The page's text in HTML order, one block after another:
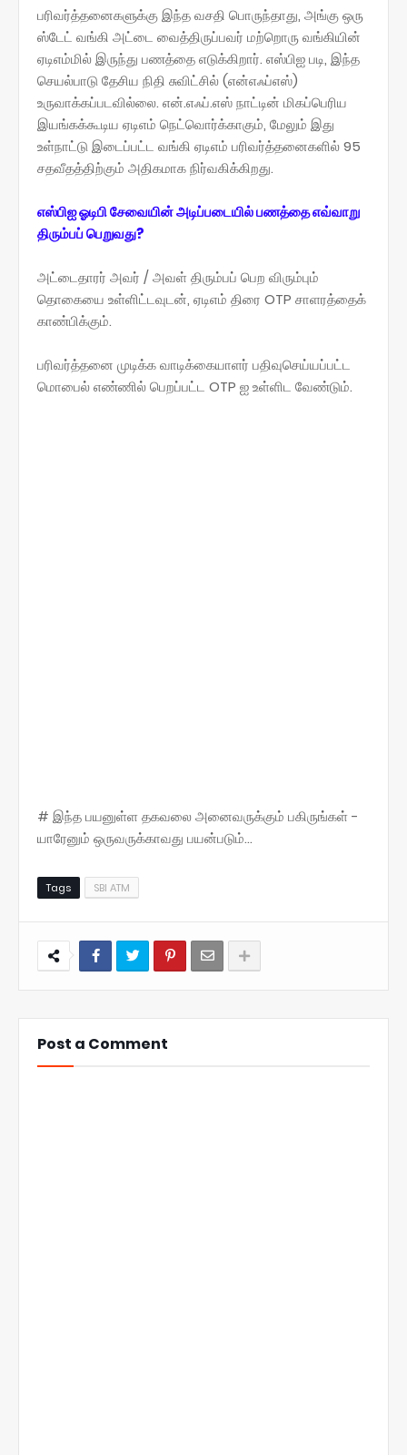
பரிவர்த்தனைகளுக்கு இந்த வசதி பொருந்தாது, அங்கு ஒரு
ஸ்டேட் வங்கி அட்டை வைத்திருப்பவர் மற்றொரு வங்கியின்
ஏடிஎம்மில் இருந்து பணத்தை எடுக்கிறார். எஸ்பிஐ படி, இந்த
செயல்பாடு தேசிய நிதி சுவிட்சில் (என்எஃப்எஸ்)
உருவாக்கப்படவில்லை. என்.எஃப்.எஸ் நாட்டின் மிகப்பெரிய
இயங்கக்கூடிய ஏடிஎம் நெட்வொர்க்காகும், மேலும் இது
உள்நாட்டு இடைப்பட்ட வங்கி ஏடிஎம் பரிவர்த்தனைகளில் 95
சதவீதத்திற்கும் அதிகமாக நிர்வகிக்கிறது.
எஸ்பிஐ ஓடிபி சேவையின் அடிப்படையில் பணத்தை எவ்வாறு
திரும்பப் பெறுவது?
அட்டைதாரர் அவர் / அவள் திரும்பப் பெற விரும்பும்
தொகையை உள்ளிட்டவுடன், ஏடிஎம் திரை OTP சாளரத்தைக்
காண்பிக்கும்.
பரிவர்த்தனை முடிக்க வாடிக்கையாளர் பதிவுசெய்யப்பட்ட
மொபைல் எண்ணில் பெறப்பட்ட OTP ஐ உள்ளிட வேண்டும்.
# இந்த பயனுள்ள தகவலை அனைவருக்கும் பகிருங்கள் -
யாரேனும் ஒருவருக்காவது பயன்படும்...
Tags SBI ATM
Post a Comment